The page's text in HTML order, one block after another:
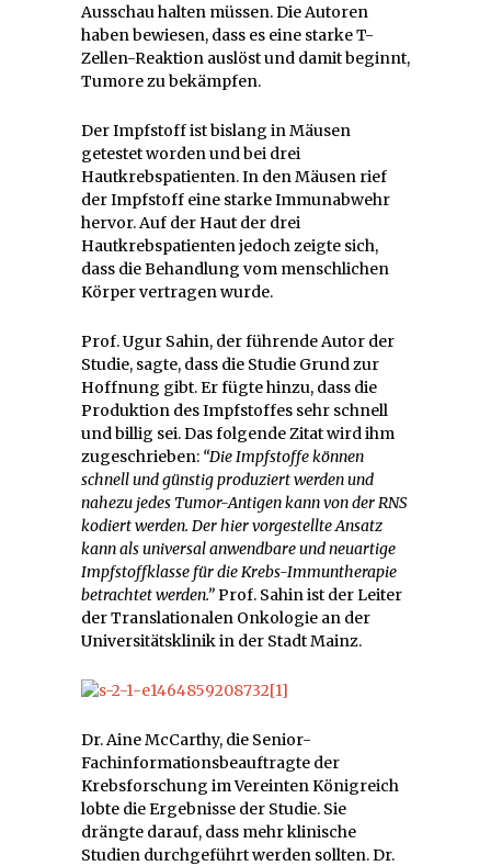
Ausschau halten müssen. Die Autoren
haben bewiesen, dass es eine starke T-
Zellen-Reaktion auslöst und damit beginnt,
Tumore zu bekämpfen.
Der Impfstoff ist bislang in Mäusen
getestet worden und bei drei
Hautkrebspatienten. In den Mäusen rief
der Impfstoff eine starke Immunabwehr
hervor. Auf der Haut der drei
Hautkrebspatienten jedoch zeigte sich,
dass die Behandlung vom menschlichen
Körper vertragen wurde.
Prof. Ugur Sahin, der führende Autor der
Studie, sagte, dass die Studie Grund zur
Hoffnung gibt. Er fügte hinzu, dass die
Produktion des Impfstoffes sehr schnell
und billig sei. Das folgende Zitat wird ihm
zugeschrieben: “Die Impfstoffe können
schnell und günstig produziert werden und
nahezu jedes Tumor-Antigen kann von der RNS
kodiert werden. Der hier vorgestellte Ansatz
kann als universal anwendbare und neuartige
Impfstoffklasse für die Krebs-Immuntherapie
betrachtet werden.”Prof. Sahin ist der Leiter
der Translationalen Onkologie an der
Universitätsklinik in der Stadt Mainz.
Dr. Aine McCarthy, die Senior-
Fachinformationsbeauftragte der
Krebsforschung im Vereinten Königreich
lobte die Ergebnisse der Studie. Sie
drängte darauf, dass mehr klinische
Studien durchgeführt werden sollten. Dr.